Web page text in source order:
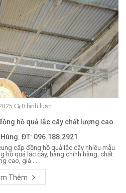
0 bình luận
hồ quả lắc cây chất lượng cao.
ĐT: 096.188.2921
cấp đồng hồ quả lắc cây nhiều mẫu
hồ quả lắc cây, hàng chính hãng, chất
cao, giá ...
Thêm